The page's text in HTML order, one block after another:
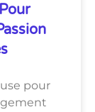
pour